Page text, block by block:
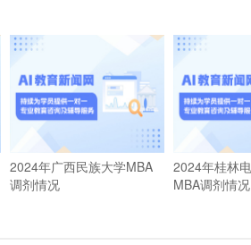
2024年广西民族大学MBA
调剂情况
2024年桂林
MBA调剂情况